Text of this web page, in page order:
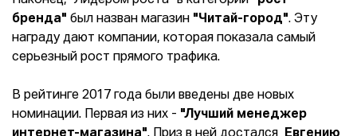
бренда" был назван магазин "Читай-город". Эту
награду дают компании, которая показала самый
серьезный рост прямого трафика.
В рейтинге 2017 года были введены две новых
номинации. Первая из них - "Лучший менеджер